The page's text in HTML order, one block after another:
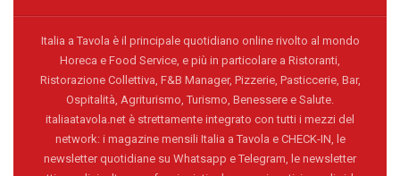
Italia a Tavola è il principale quotidiano online rivolto al mondo
Horeca e Food Service, e più in particolare a Ristoranti,
Ristorazione Collettiva, F&B Manager, Pizzerie, Pasticcerie, Bar,
Ospitalità, Agriturismo, Turismo, Benessere e Salute.
italiaatavola.net è strettamente integrato con tutti i mezzi del
network: i magazine mensili Italia a Tavola e CHECK-IN, le
newsletter quotidiane su Whatsapp e Telegram, le newsletter